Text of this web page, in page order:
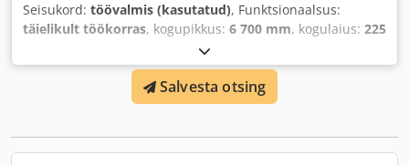
Seisukord: töövalmis (kasutatud), Funktsionaalsus:
täielikult töökorras, kogupikkus: 6 700 mm, kogulaius: 225
, töölaius:
tööpikkus:5 000 mm,
Salvesta otsing